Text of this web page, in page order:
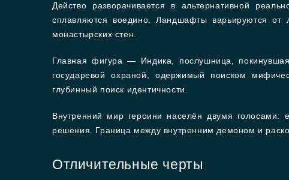
Действо разворачивается в альтернативной
сплавляются воедино. Ландшафты варьируются от
монастырских стен.
Главная фигура — Индика, послушница,
государевой охраной, одержимый поиском
глубинный поиск идентичности.
Внутренний мир героини населён двумя
решения. Граница между внутренним демоном и
Отличительные черты